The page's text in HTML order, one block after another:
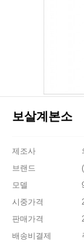
보살계본소
제조사
브랜드
모델
시중가격
판매가격
배송비결제